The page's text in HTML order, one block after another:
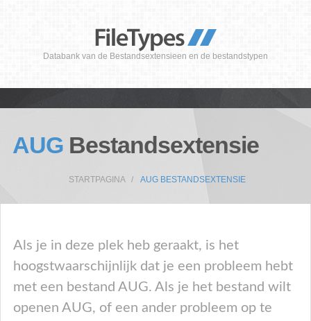
Databank van de Bestandsextensieen en de bestandstypen
AUG Bestandsextensie
STARTPAGINA AUG BESTANDSEXTENSIE
Als je in deze plek heb geraakt, is het
hoogstwaarschijnlijk dat je een probleem hebt
met een bestand AUG. Als je het bestand wilt
openen AUG, of een ander probleem op te